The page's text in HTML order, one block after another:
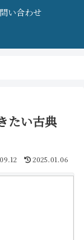
い合わせ
たい古典
2025.01.06